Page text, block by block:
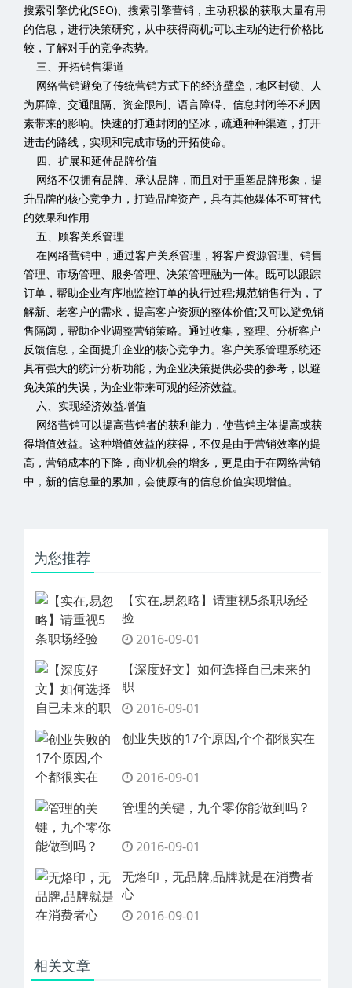
进击的路线，实现和完成市场的开拓使命。
四、扩展和延伸品牌价值
网络不仅拥有品牌、承认品牌，而且对于重塑品牌形象，提
升品牌的核心竞争力，打造品牌资产，具有其他媒体不可替代
的效果和作用
五、顾客关系管理
在网络营销中，通过客户关系管理，将客户资源管理、销售
管理、市场管理、服务管理、决策管理融为一体。既可以跟踪
订单，帮助企业有序地监控订单的执行过程;规范销售行为，了
解新、老客户的需求，提高客户资源的整体价值;又可以避免销
售隔阂，帮助企业调整营销策略。通过收集，整理、分析客户
反馈信息，全面提升企业的核心竞争力。客户关系管理系统还
具有强大的统计分析功能，为企业决策提供必要的参考，以避
免决策的失误，为企业带来可观的经济效益。
六、实现经济效益增值
网络营销可以提高营销者的获利能力，使营销主体提高或获
得增值效益。这种增值效益的获得，不仅是由于营销效率的提
高，营销成本的下降，商业机会的增多，更是由于在网络营销
中，新的信息量的累加，会使原有的信息价值实现增值。
为您推荐
【实在,易忽略】请重视5条职场经验
2016-09-01
【深度好文】如何选择自已未来的职
创业失败的17个原因,个个都很实在
2016-09-01
管理的关键，九个零你能做到吗？
2016-09-01
无烙印，无品牌,品牌就是在消费者心
2016-09-01
相关文章
合肥网络推广的实用方法和技巧
2020-08-29
合肥网络推广方式五花八门，如何选
2020-08-29